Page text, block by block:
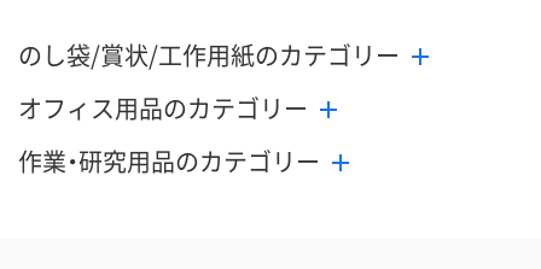
のし袋/賞状/工作用紙のカテゴリー
オフィス用品のカテゴリー
作業・研究用品のカテゴリー